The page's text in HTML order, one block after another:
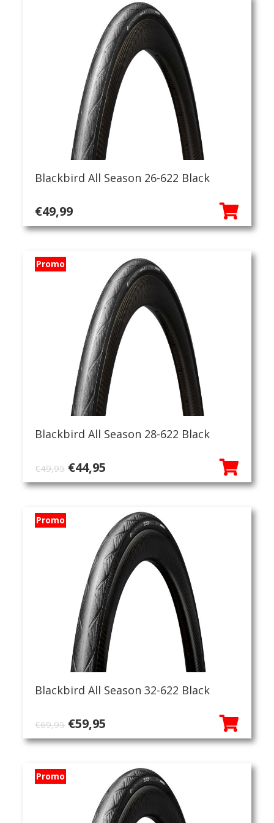
€44,95.
Blackbird All Season 26-622 Black
€49,99
Promo
Blackbird All Season 28-622 Black
€49,95 Oorspronkelijke
prijs
€44,95
prijs
€44,95.
Promo
Blackbird All Season 32-622 Black
€69,95 Oorspronkelijke
prijs
€59,95
prijs
€59,95.
Promo